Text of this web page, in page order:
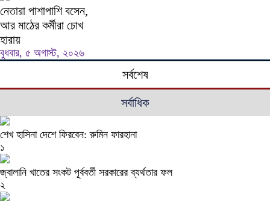
নেতারা পাশাপাশি বসেন,
আর মাঠের কর্মীরা চোখ
হারায়
বুধবার, ৫ অগাস্ট, ২০২৬
সর্বশেষ
সর্বাধিক
শেখ হাসিনা দেশে ফিরবেন: রুমিন ফারহানা
১
জ্বালানি খাতের সংকট পূর্ববর্তী সরকারের ব্যর্থতার ফল
২